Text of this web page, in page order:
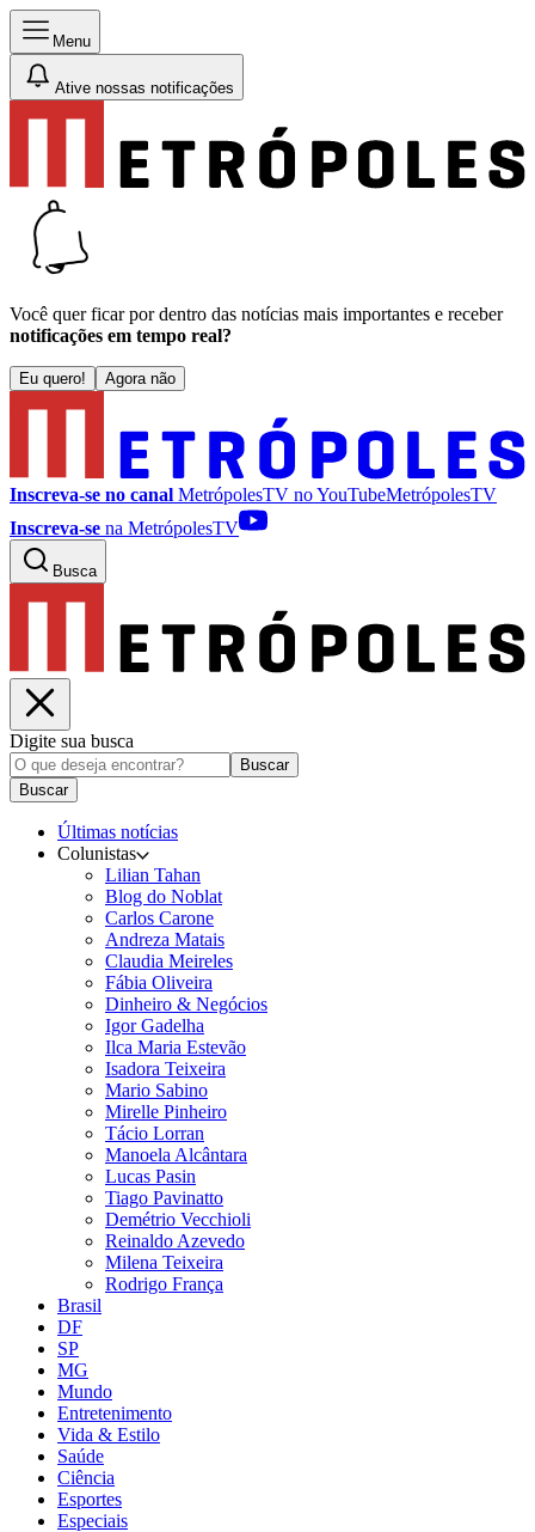
Menu
Ative nossas notificações
Você quer ficar por dentro das notícias mais importantes e receber
notificações em tempo real?
Eu quero! Agora não
Inscreva-se no canal MetrópolesTV noYouTubeMetrópolesTV
Inscreva-se na MetrópolesTV
Busca
Digite sua busca
Buscar
Buscar
Últimas notícias
Colunistas
Lilian Tahan
Blog do Noblat
Carlos Carone
Andreza Matais
Claudia Meireles
Fábia Oliveira
Dinheiro & Negócios
Igor Gadelha
Ilca Maria Estevão
Isadora Teixeira
Mario Sabino
Mirelle Pinheiro
Tácio Lorran
Manoela Alcântara
Lucas Pasin
Tiago Pavinatto
Demétrio Vecchioli
Reinaldo Azevedo
Milena Teixeira
Rodrigo França
Brasil
DF
SP
MG
Mundo
Entretenimento
Vida & Estilo
Saúde
Ciência
Esportes
Especiais